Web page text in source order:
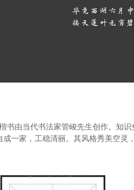
由当代书法家管峻先生创作。知识
成一家，工稳清丽。其风格秀美空